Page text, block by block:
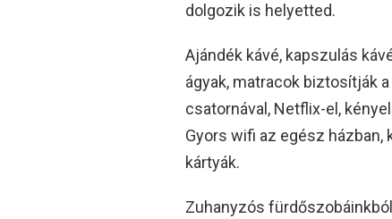
dolgozik is helyetted.
Ajándék kávé, kapszulás
ágyak, matracok biztosítják
csatornával, Netflix-el,
Gyors wifi az egész házban,
kártyák.
Zuhanyzós